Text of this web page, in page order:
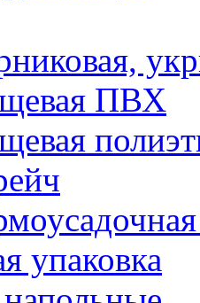
ПВХ
упаковка